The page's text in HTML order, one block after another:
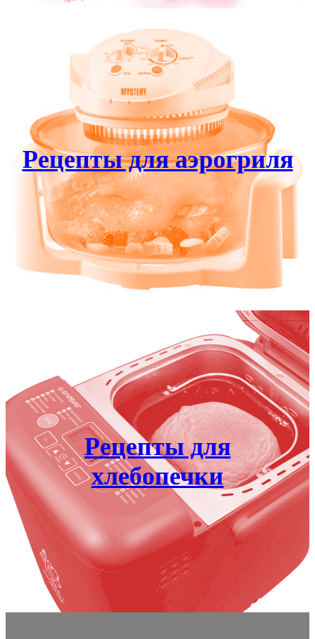
Рецепты для аэрогриля
Рецепты для
хлебопечки